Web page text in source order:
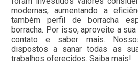
modernas, aumentando a
também perfil de borracha
borracha. Por isso, aproveite a
contato e saber mais.
dispostos a sanar todas as
trabalhos oferecidos. Saiba mais!